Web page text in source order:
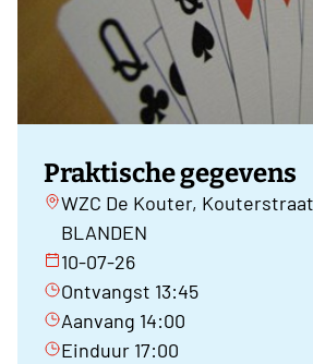
Praktische gegevens
WZC De Kouter,
BLANDEN
10-07-26
Ontvangst 13:45
Aanvang 14:00
Einduur 17:00